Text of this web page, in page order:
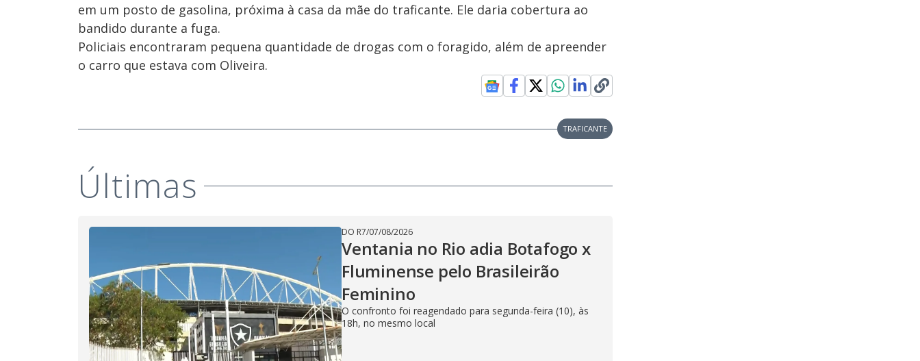
em um posto de gasolina, próxima à casa da mãe do traficante. Ele daria cobertura ao
bandido durante a fuga.
Policiais encontraram pequena quantidade de drogas com o foragido, além de apreender
o carro que estava com Oliveira.
TRAFICANTE
Últimas
DO R7/07/08/2026
Ventania no Rio adia Botafogo x
Fluminense pelo Brasileirão
Feminino
O confronto foi reagendado para segunda-feira (10), às
18h, no mesmo local